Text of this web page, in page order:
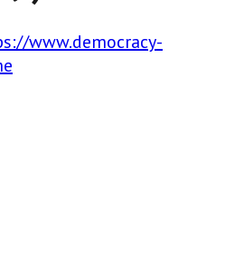
www.democracy-